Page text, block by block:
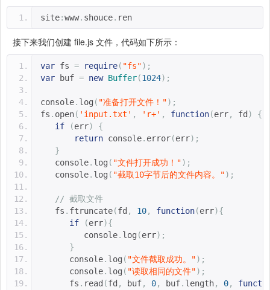
site:www. shouce. ren
接下来我们创建 file.js 文件，代码如下所示：
var fs = require( "fs");
var buf = new Buffer(1024);
console. log ( "准备打开文件！");
fs . open( 'input.txt' , 'r+' , function(err, fd )
{
if
(err)
{
return console. error(err);
}
   console
. log ( "文件打开成功！");
   console
. log ( "截取10字节后的文件内容。");
// 截取文件
   fs
. ftruncate(fd , 10, function(err){
if
(err){
         console
. log (err);
}
      console
. log ( "文件截取成功。");
      console
. log ( "读取相同的文件");
      fs
. read (fd , buf, 0, buf. length, 0,